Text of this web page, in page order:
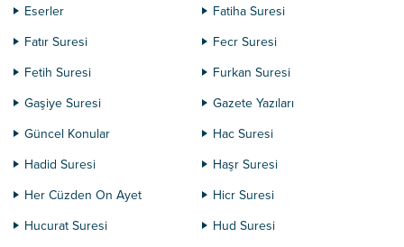
Eserler
Fatiha Suresi
Fatır Suresi
Fecr Suresi
Fetih Suresi
Furkan Suresi
Gaşiye Suresi
Gazete Yazıları
Güncel Konular
Hac Suresi
Hadid Suresi
Haşr Suresi
Her Cüzden On Ayet
Hicr Suresi
Hucurat Suresi
Hud Suresi